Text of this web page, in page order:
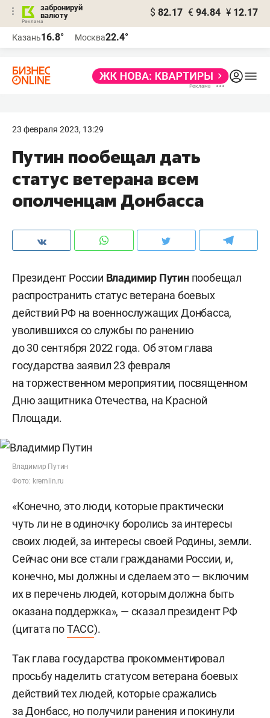
забронируй
валюту
$ 82.17 € 94.84 ¥ 12.17
Казань16.8° Москва22.4°
23 февраля 2023, 13:29
Путин пообещал дать
статус ветерана всем
ополченцам Донбасса
Президент России Владимир Путинпообещал
распространить статус ветерана боевых
действий РФ на военнослужащих Донбасса,
уволившихся со службы по ранению
до 30 сентября 2022 года. Об этом глава
государства заявил 23 февраля
на торжественном мероприятии, посвященном
Дню защитника Отечества, на Красной
Площади.
Владимир Путин
Фото: kremlin.ru
«Конечно, это люди, которые практически
чуть ли не в одиночку боролись за интересы
своих людей, за интересы своей Родины, земли.
Сейчас они все стали гражданами России, и,
конечно, мы должны и сделаем это — включим
их в перечень людей, которым должна быть
оказана поддержка», — сказал президент РФ
(цитата поТАСС).
Так глава государства прокомментировал
просьбу наделить статусом ветерана боевых
действий тех людей, которые сражались
за Донбасс, но получили ранения и покинули